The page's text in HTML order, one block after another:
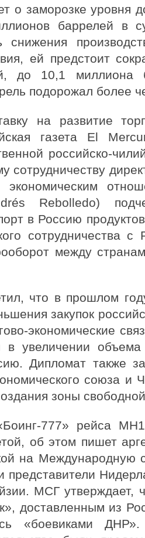
о заморозке уровня
баррелей в
снижения
ей предстоит
до 10,1 миллиона
подорожал более
на развитие
газета El
российско-
сотрудничеству
экономическим
Rebolledo)
в Россию
сотрудничества
между
что в прошлом
закупок
экономические
в увеличении
Дипломат также
союза и
зоны
777» рейса
об этом пишет
на Международную
представители
МСГ утверждает,
доставленным из
«боевиками